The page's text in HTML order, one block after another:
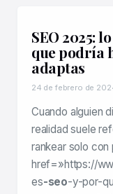
SEO 2025:
que podría
adaptas
24 de febrero de
Cuando alguien
realidad suele
rankear solo con
href=»https://
es-seo-y-por-